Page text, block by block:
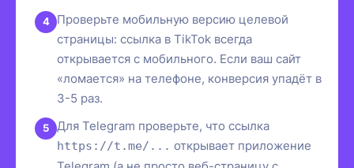
Проверьте мобильную версию целевой
страницы: ссылка в TikTok всегда
открывается с мобильного. Если ваш сайт
«ломается» на телефоне, конверсия упадёт в
3-5 раз.
Для Telegram проверьте, что ссылка
https://t.me/... открывает приложение